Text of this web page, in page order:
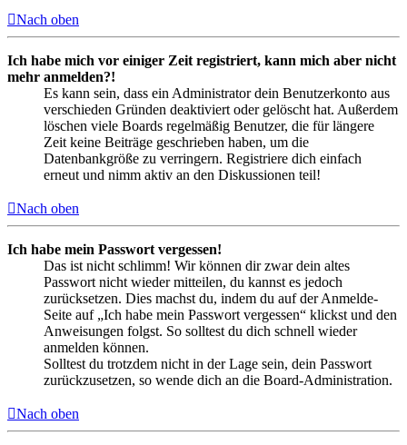
Nach oben
Ich habe mich vor einiger Zeit registriert, kann mich aber nicht
mehr anmelden?!
Es kann sein, dass ein Administrator dein Benutzerkonto aus
verschieden Gründen deaktiviert oder gelöscht hat. Außerdem
löschen viele Boards regelmäßig Benutzer, die für längere
Zeit keine Beiträge geschrieben haben, um die
Datenbankgröße zu verringern. Registriere dich einfach
erneut und nimm aktiv an den Diskussionen teil!
Nach oben
Ich habe mein Passwort vergessen!
Das ist nicht schlimm! Wir können dir zwar dein altes
Passwort nicht wieder mitteilen, du kannst es jedoch
zurücksetzen. Dies machst du, indem du auf der Anmelde-
Seite auf „Ich habe mein Passwort vergessen“ klickst und den
Anweisungen folgst. So solltest du dich schnell wieder
anmelden können.
Solltest du trotzdem nicht in der Lage sein, dein Passwort
zurückzusetzen, so wende dich an die Board-Administration.
Nach oben